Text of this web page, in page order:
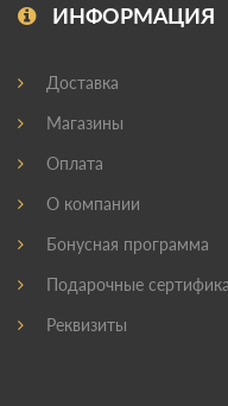
ИНФОРМАЦИЯ
Доставка
Магазины
Оплата
О компании
Бонусная программа
Подарочные
Реквизиты